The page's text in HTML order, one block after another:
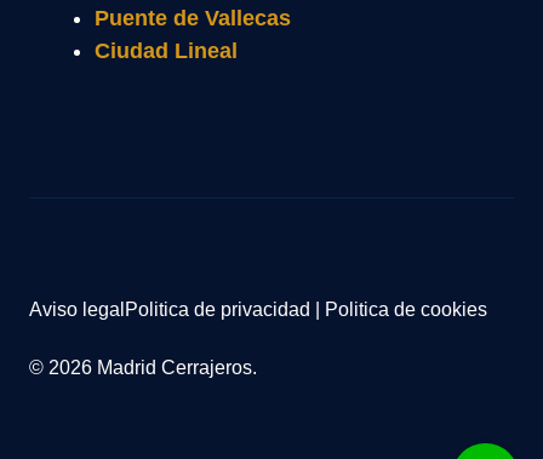
Puente de Vallecas
Ciudad Lineal
© 2026 Madrid Cerrajeros.
Aviso legal Politica de privacidad Politica de cookies